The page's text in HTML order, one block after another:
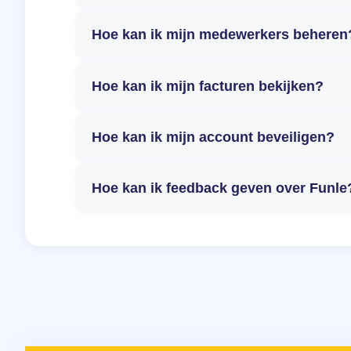
Hoe kan ik mijn medewerkers
Hoe kan ik mijn facturen bekijken?
Hoe kan ik mijn account beveiligen?
Hoe kan ik feedback geven over